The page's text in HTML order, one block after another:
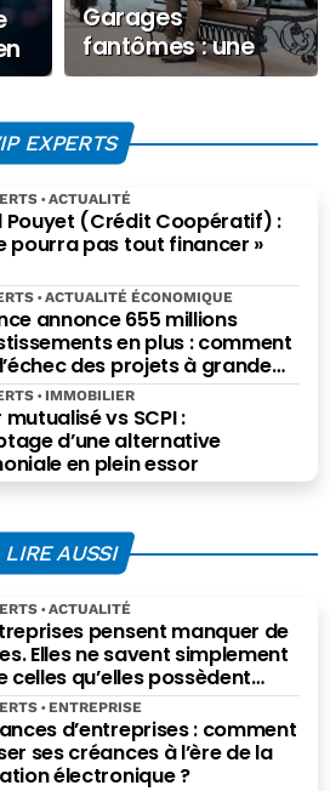
Garages
fantômes : une
escroquerie
conséquences
bien concrètes
EXPERTS
Pouyet (Crédit Coopératif) :
pourra pas tout financer »
ACTUALITÉ
annonce 655 millions
en plus : comment
des projets à grande
?
ACTUALITÉ ÉCONOMIQUE
vs SCPI :
d’une alternative
en plein essor
IMMOBILIER
LIRE AUSSI
pensent manquer de
Elles ne savent simplement
celles qu’elles possèdent
ACTUALITÉ
d’entreprises : comment
ses créances à l’ère de la
électronique ?
ENTREPRISE